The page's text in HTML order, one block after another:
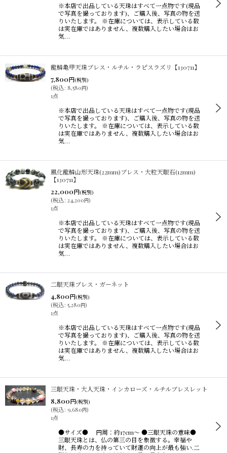
※本店で出品している天珠はすべて一点物です(現品
で写真を撮っております)、ご購入後、写真の物を送
りいたします。 ※在庫については、表示している数
は実在庫ではありません、複数購入したい場合はお
気…
龍鱗亀甲天珠ブレス・ルチル・ラピスラズリ【130711】
7,800円(税別)
(税込: 8,580円)
1点
※本店で出品している天珠はすべて一点物です(現品
で写真を撮っております)、ご購入後、写真の物を送
りいたします。 ※在庫については、表示している数
は実在庫ではありません、複数購入したい場合はお
気…
風化龍鱗山形天珠(22mm)ブレス・大粒天眼石(12mm)
【130711】
22,000円(税別)
(税込: 24,200円)
1点
※本店で出品している天珠はすべて一点物です(現品
で写真を撮っております)、ご購入後、写真の物を送
りいたします。 ※在庫については、表示している数
は実在庫ではありません、複数購入したい場合はお
気…
二眼天珠ブレス・ガーネット
4,800円(税別)
(税込: 5,280円)
1点
※本店で出品している天珠はすべて一点物です(現品
で写真を撮っております)、ご購入後、写真の物を送
りいたします。 ※在庫については、表示している数
は実在庫ではありません、複数購入したい場合はお
気…
三眼天珠・大人天珠・インカローズ・ルチルブレスレット
8,800円(税別)
(税込: 9,680円)
1点
●サイズ● 円周：約17cm〜 ●三眼天珠の意味●
三眼天珠とは、仏の第三の目を象徴する。幸福や
財、長寿の力を持っていて財運の向上が最も強い.二